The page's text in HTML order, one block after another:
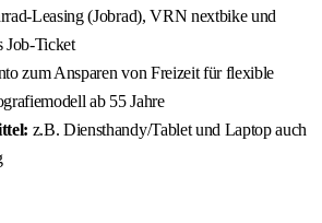
Leasing (Jobrad), VRN nextbike und
Job-Ticket
zum Ansparen von Freizeit für flexible
ab 55 Jahre
z.B. Diensthandy/Tablet und Laptop auch